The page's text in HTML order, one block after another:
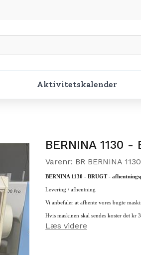
Aktivitetskalender
BERNINA 1130
Varenr: BR BERNINA 1130
BERNINA 1130 - BRUGT -
Levering / afhentning
Vi anbefaler at afhente vores bugte
Hvis maskinen skal sendes koster det kr
Læs videre